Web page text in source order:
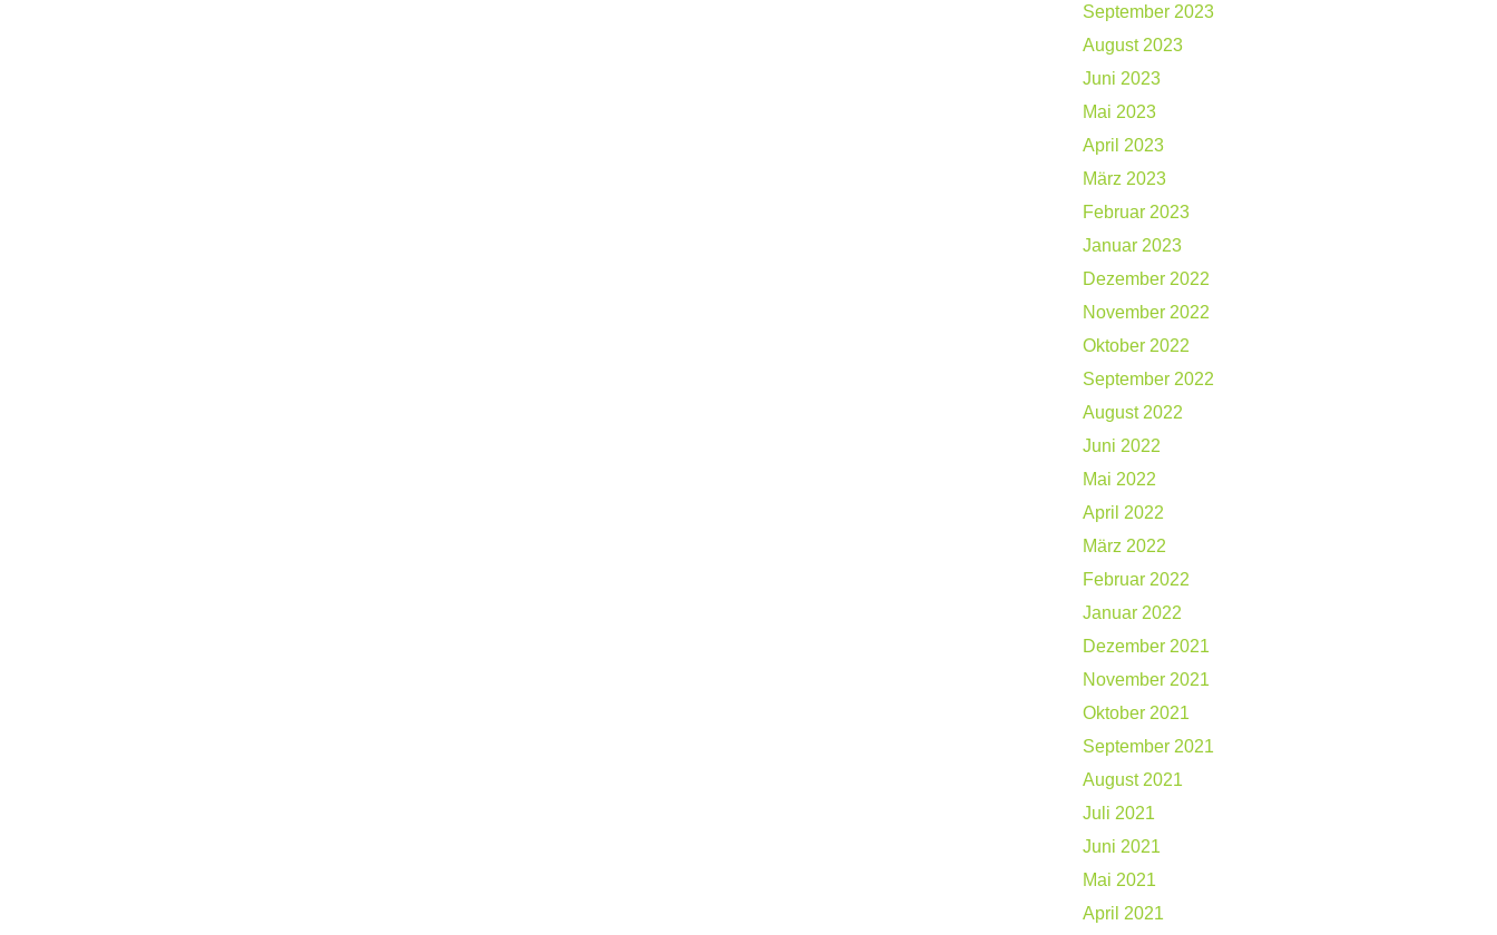
September 2023
August 2023
Juni 2023
Mai 2023
April 2023
März 2023
Februar 2023
Januar 2023
Dezember 2022
November 2022
Oktober 2022
September 2022
August 2022
Juni 2022
Mai 2022
April 2022
März 2022
Februar 2022
Januar 2022
Dezember 2021
November 2021
Oktober 2021
September 2021
August 2021
Juli 2021
Juni 2021
Mai 2021
April 2021